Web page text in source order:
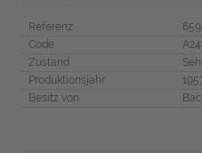
Referenz
Code
Zustand
Produktionsjahr
Besitz von